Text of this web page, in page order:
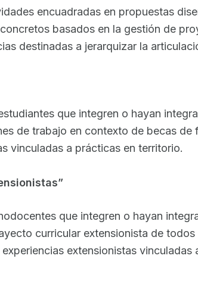
encuadradas en propuestas
basados en la gestión de
destinadas a jerarquizar la
que integren o hayan
de trabajo en contexto de becas
vinculadas a prácticas en territorio.
que integren o hayan
curricular extensionista de
extensionistas vinculadas